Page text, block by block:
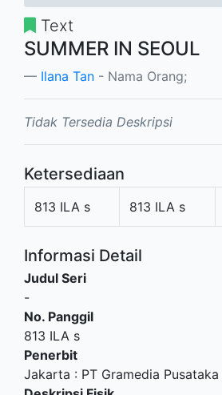
Text
SUMMER IN SEOUL
Ilana Tan - Nama Orang;
Tidak Tersedia Deskripsi
Ketersediaan
813 ILA s 813 ILA s
Informasi Detail
Judul Seri
-
No. Panggil
813 ILA s
Penerbit
Jakarta : PT Gramedia